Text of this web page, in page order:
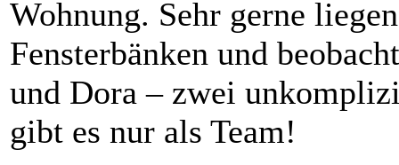
Wohnung. Sehr gerne
Fensterbänken und
und Dora – zwei
gibt es nur als Team!